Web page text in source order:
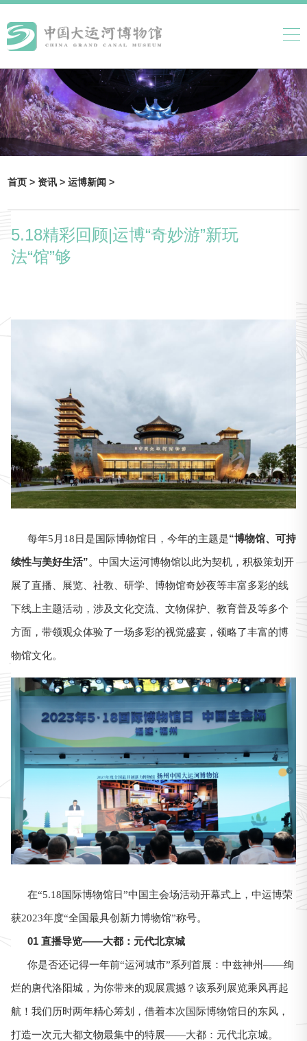
首页 >资讯 >运博新闻 >
5.18精彩回顾|运博“奇妙游”新玩
法“馆”够
每年5月18日是国际博物馆日，今年的主题是“博物馆、可持
续性与美好生活”。中国大运河博物馆以此为契机，积极策划开
展了直播、展览、社教、研学、博物馆奇妙夜等丰富多彩的线
下线上主题活动，涉及文化交流、文物保护、教育普及等多个
方面，带领观众体验了一场多彩的视觉盛宴，领略了丰富的博
物馆文化。
在“5.18国际博物馆日”中国主会场活动开幕式上，中运博荣
获2023年度“全国最具创新力博物馆”称号。
01 直播导览——大都：元代北京城
你是否还记得一年前“运河城市”系列首展：中兹神州——绚
烂的唐代洛阳城，为你带来的观展震撼？该系列展览乘风再起
航！我们历时两年精心筹划，借着本次国际博物馆日的东风，
打造一次元大都文物最集中的特展——大都：元代北京城。